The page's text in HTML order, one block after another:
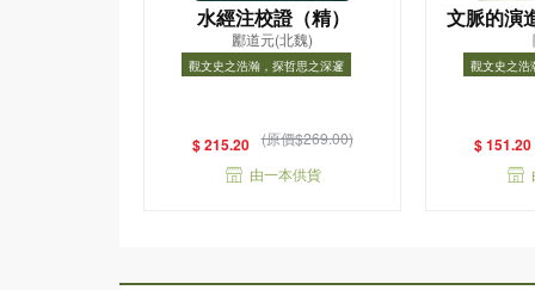
水經注校證（精）
酈道元(北魏)
觀文史之浩瀚，探哲思之深邃
$ 215.20 (原價$269.00)
由一本供貨
文脈的演
學史
觀文史之浩
$ 151.20